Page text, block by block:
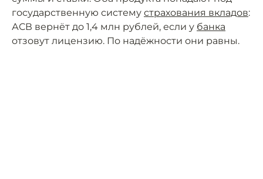
государственную систему страхования вкладов:
АСВ вернёт до 1,4 млн рублей, если у банка
отзовут лицензию. По надёжности они равны.